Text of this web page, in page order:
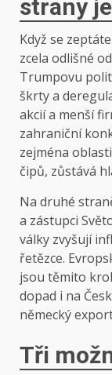
strany
Když se
zcela odlišné
Trumpovu
škrty a
akcií a menší
zahraniční
zejména
čipů, zůstává
Na druhé
a zástupci
války zvyšují
řetězce.
jsou těmito
dopad i na
německý
Tři